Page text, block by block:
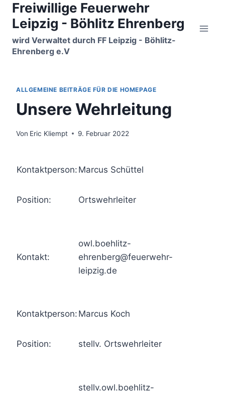
Zum
Inhalt
springen
Freiwillige Feuerwehr
Leipzig - Böhlitz Ehrenberg
wird Verwaltet durch FF Leipzig - Böhlitz-
Ehrenberg e.V
ALLGEMEINE BEITRÄGE FÜR DIE HOMEPAGE
Unsere Wehrleitung
Von Eric Kliempt 9. Februar 2022
Kontaktperson: Marcus Schüttel
Position: Ortswehrleiter
Kontakt:
owl.boehlitz-
ehrenberg@feuerwehr-
leipzig.de
Kontaktperson: Marcus Koch
Position: stellv. Ortswehrleiter
stellv.owl.boehlitz-